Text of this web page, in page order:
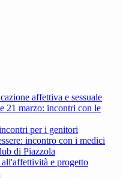
affettiva e sessuale
21 marzo: incontri con le
per i genitori
incontro con i medici
di Piazzola
e progetto